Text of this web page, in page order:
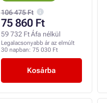
106 475 Ft
75 860 Ft
59 732 Ft Áfa nélkül
Legalacsonyabb ár az elmúlt
30 napban: 75 030 Ft
Kosárba